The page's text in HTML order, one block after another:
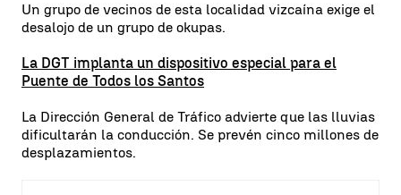
Un grupo de vecinos de esta localidad vizcaína exige el
desalojo de un grupo de okupas.
La DGT implanta un dispositivo especial para el
Puente de Todos los Santos
La Dirección General de Tráfico advierte que las lluvias
dificultarán la conducción. Se prevén cinco millones de
desplazamientos.